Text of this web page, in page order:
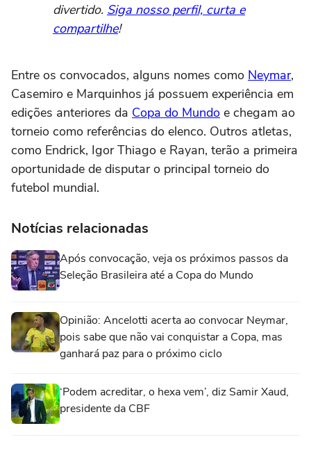
divertido. Siga nosso perfil, curta e
compartilhe!
Entre os convocados, alguns nomes como Neymar,
Casemiro e Marquinhos já possuem experiência em
edições anteriores da Copa do Mundo e chegam ao
torneio como referências do elenco. Outros atletas,
como Endrick, Igor Thiago e Rayan, terão a primeira
oportunidade de disputar o principal torneio do
futebol mundial.
Notícias relacionadas
Após convocação, veja os próximos passos da
Seleção Brasileira até a Copa do Mundo
Opinião: Ancelotti acerta ao convocar Neymar,
pois sabe que não vai conquistar a Copa, mas
ganhará paz para o próximo ciclo
‘Podem acreditar, o hexa vem’, diz Samir Xaud,
presidente da CBF